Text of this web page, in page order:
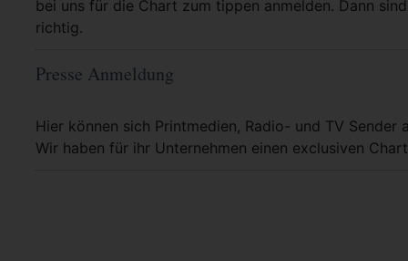
bei uns für die Chart zum tippen anmelden. Dann
richtig.
Presse Anmeldung
Hier können sich Printmedien, Radio- und TV Sender
Wir haben für ihr Unternehmen einen exclusiven
Mehr Info